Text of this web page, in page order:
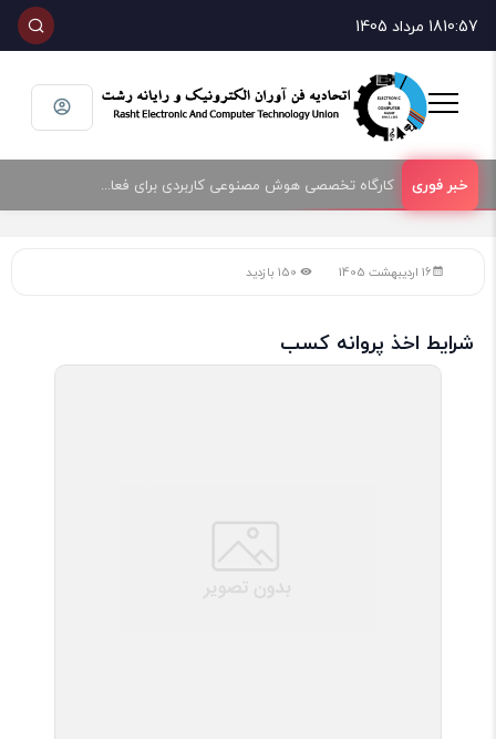
10:5718 مرداد 1405
کارگاه تخصصی هوش مصنوعی کاربردی برای فعالان حوزه فناوری و فروش تجهیزات الکترونیک و رایانه
16 اردیبهشت 1405
شرایط اخذ پروانه کسب